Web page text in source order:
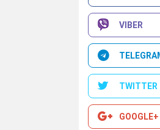
VIBER
TWITTER
GOOGLE+